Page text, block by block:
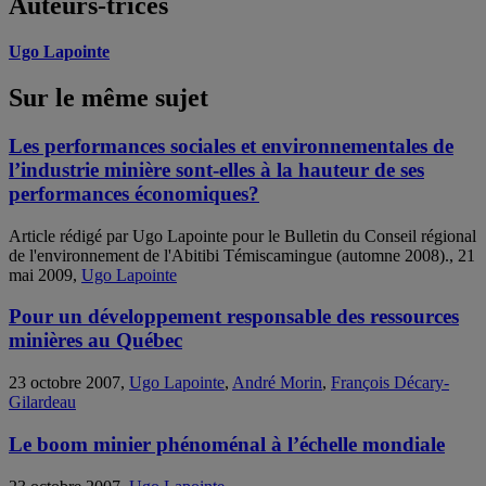
Auteurs-trices
Ugo Lapointe
Sur le même sujet
Les performances sociales et environnementales de
l’industrie minière sont-elles à la hauteur de ses
performances économiques?
Article rédigé par Ugo Lapointe pour le Bulletin du Conseil régional
de l'environnement de l'Abitibi Témiscamingue (automne 2008)., 21
mai 2009, Ugo Lapointe
Pour un développement responsable des ressources
minières au Québec
23 octobre 2007, Ugo Lapointe, André Morin, François Décary-
Gilardeau
Le boom minier phénoménal à l’échelle mondiale